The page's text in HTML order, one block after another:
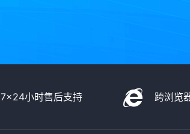
7x24小时售后支持 跨浏览